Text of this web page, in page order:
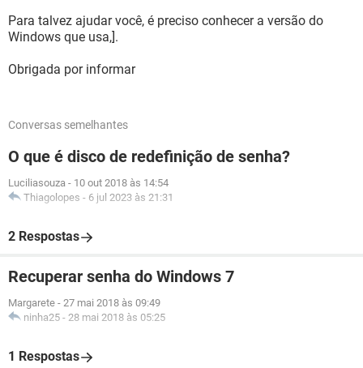
Para talvez ajudar você, é preciso conhecer a versão do
Windows que usa,].
Obrigada por informar
Conversas semelhantes
O que é disco de redefinição de senha?
Luciliasouza - 10 out 2018 às 14:54
Thiagolopes - 6 jul 2023 às 21:31
2 Respostas
Recuperar senha do Windows 7
Margarete - 27 mai 2018 às 09:49
ninha25 - 28 mai 2018 às 05:25
1 Respostas